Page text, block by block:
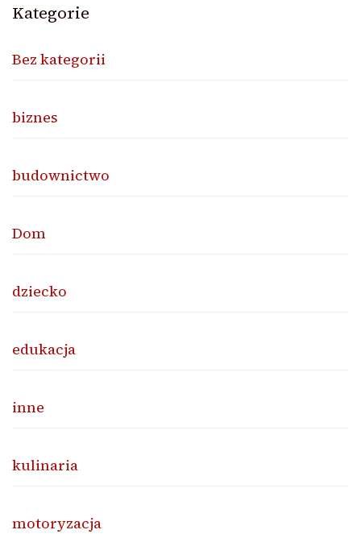
Kategorie
Bez kategorii
biznes
budownictwo
Dom
dziecko
edukacja
inne
kulinaria
motoryzacja